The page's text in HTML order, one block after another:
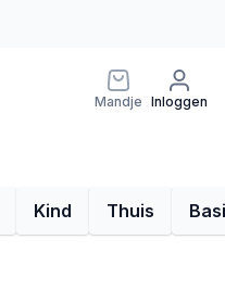
Mandje Inloggen
Kind Thuis